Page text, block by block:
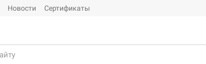
Новости Сертификаты